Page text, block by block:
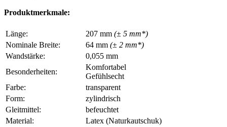
Produktmerkmale:
Länge: 207 mm (± 5 mm*)
Nominale Breite:
64 mm (± 2 mm*)
Wandstärke:
0,055 mm
Besonderheiten:
Komfortabel
Gefühlsecht
Farbe:
transparent
Form:
zylindrisch
Gleitmittel:
befeuchtet
Material:
Latex (Naturkautschuk)